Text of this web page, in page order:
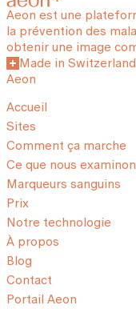
Aeon est une
la prévention des
obtenir une image
Made in Switzerland
Aeon
Accueil
Sites
Comment ça marche
Ce que nous
Marqueurs sanguins
Prix
Notre technologie
À propos
Blog
Contact
Portail Aeon